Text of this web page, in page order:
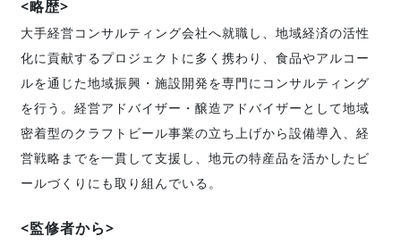
<略歴>
大手経営コンサルティング会社へ就職し、地域経済の活性
化に貢献するプロジェクトに多く携わり、食品やアルコー
ルを通じた地域振興・施設開発を専門にコンサルティング
を行う。経営アドバイザー・醸造アドバイザーとして地域
密着型のクラフトビール事業の立ち上げから設備導入、経
営戦略までを一貫して支援し、地元の特産品を活かしたビ
ールづくりにも取り組んでいる。
<監修者から>